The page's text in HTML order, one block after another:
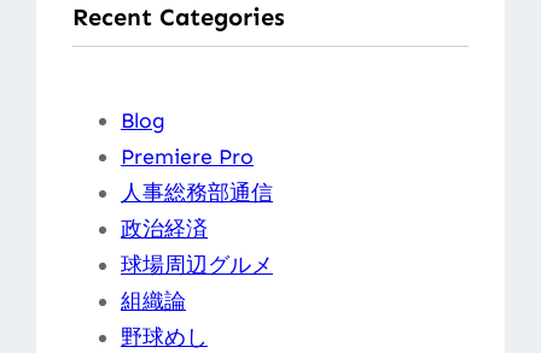
Recent Categories
Blog
Premiere Pro
人事総務部通信
政治経済
球場周辺グルメ
組織論
野球めし